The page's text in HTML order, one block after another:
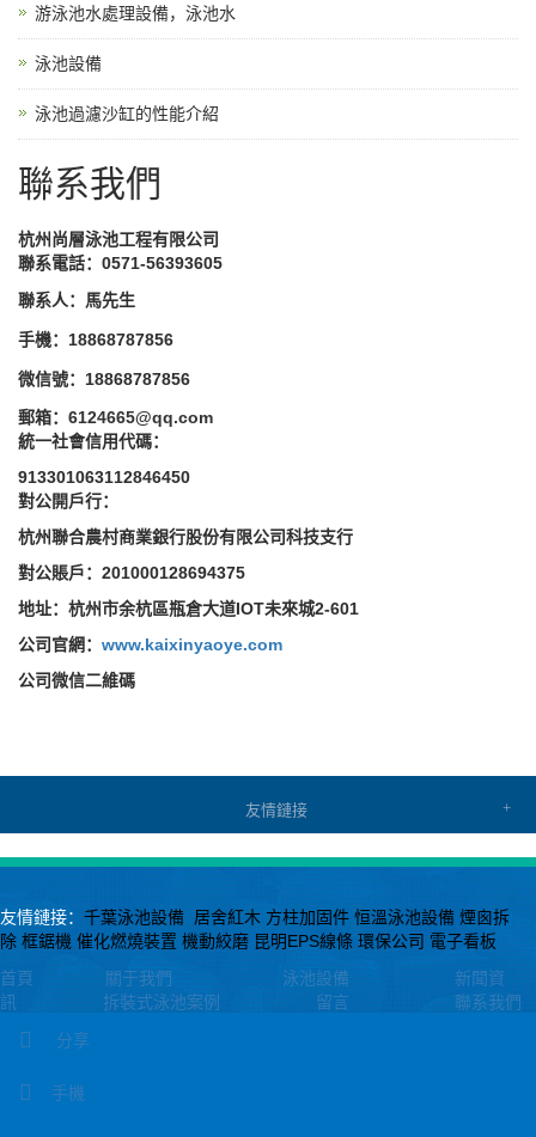
游泳池水處理設備，泳池水
泳池設備
泳池過濾沙缸的性能介紹
聯系我們
杭州尚層泳池工程有限公司
聯系電話：0571-56393605
聯系人：馬先生
手機： 18868787856
微信號：18868787856
郵箱： 6124665@qq.com
統一社會信用代碼：
913301063112846450
對公開戶行：
杭州聯合農村商業銀行股份有限公司科技支行
對公賬戶： 201000128694375
地址：杭州市余杭區瓶倉大道IOT未來城2-601
公司官網： www.kaixinyaoye.com
公司微信二維碼
友情鏈接
分享
手機
友情鏈接： 千葉泳池設備 居舍紅木 方柱加固件 恒溫泳池設備 煙囪拆
除 框鋸機 催化燃燒裝置 機動絞磨 昆明EPS線條 環保公司 電子看板
首頁 關于我們 泳池設備
新聞資
訊
拆裝式泳池案例 留言 聯系我們
備14035678號